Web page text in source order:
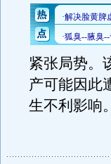
紧张局势。
产可能因此
生不利影响。